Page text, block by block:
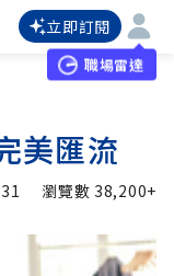
立即訂閱
職場雷達
美匯流
瀏覽數 38,200+